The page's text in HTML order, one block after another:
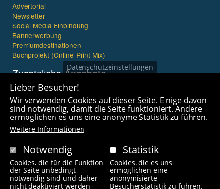
Advertorial
Newsletter
Social Media Einbindung
Bannerwerbung
Premiumdestinationen
Buchprojekt (Online-Print Mix)
Zusätzliche Angebote
Imagefilme und mehr
360° x 360° Fotografie
Copyright © 2021 wanderfreak.de. Alle Rechte vorbehalten.
Datenschutzeinstellungen
Lieber Besucher!
Wir verwenden Cookies auf dieser Seite. Einige davon
sind notwendig, damit die Seite funktioniert. Andere
ermöglichen es uns eine anonyme Statistik zu führen.
Weitere Informationen
Notwendig
Cookies, die für die Funktion
der Seite unbedingt
notwendig sind und daher
nicht deaktiviert werden
Statistik
Cookies, die es uns
ermöglichen eine
anonymisierte
Besucherstatistik zu führen.